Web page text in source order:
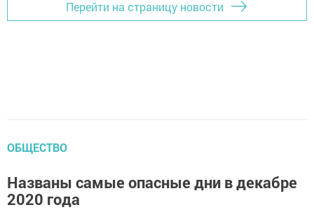
Перейти на страницу новости
ОБЩЕСТВО
Названы самые опасные дни в декабре
2020 года